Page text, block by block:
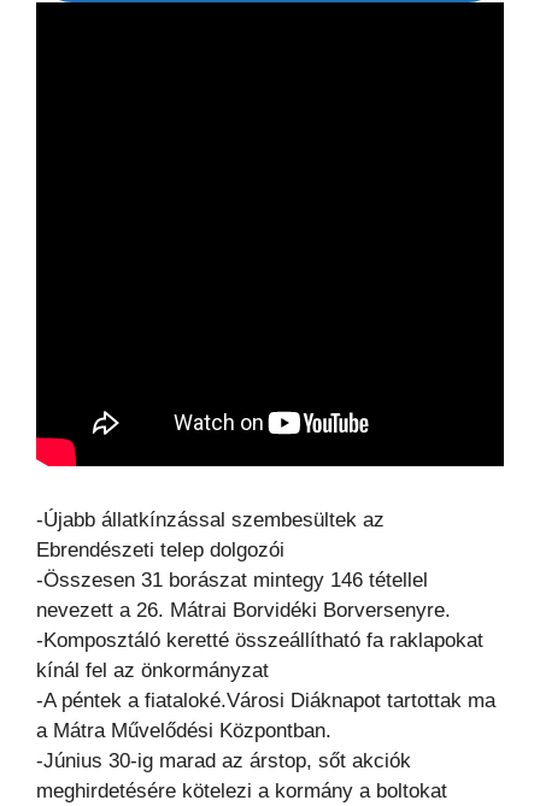
-Újabb állatkínzással szembesültek az
Ebrendészeti telep dolgozói
-Összesen 31 borászat mintegy 146 tétellel
nevezett a 26. Mátrai Borvidéki Borversenyre.
-Komposztáló keretté összeállítható fa raklapokat
kínál fel az önkormányzat
-A péntek a fiataloké.Városi Diáknapot tartottak ma
a Mátra Művelődési Központban.
-Június 30-ig marad az árstop, sőt akciók
meghirdetésére kötelezi a kormány a boltokat